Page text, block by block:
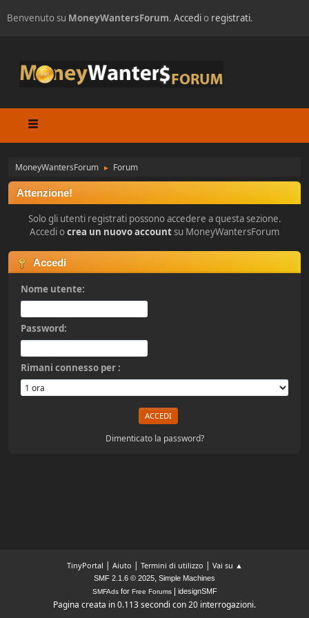
Benvenuto su MoneyWantersForum. Accedio registrati.
MoneyWantersForum ► Forum
Attenzione!
Solo gli utenti registrati possono accedere a questa sezione.
Accedi ocrea un nuovo accountsu MoneyWantersForum
Accedi
Nome utente:
Password:
Rimani connesso per :
Dimenticato la password?
TinyPortal | Aiuto | Termini di utilizzo | Vai su ▲
SMF 2.1.6 © 2025, Simple Machines
SMFAdsfor Free Forums| idesignSMF
Pagina creata in 0.113 secondi con 20 interrogazioni.